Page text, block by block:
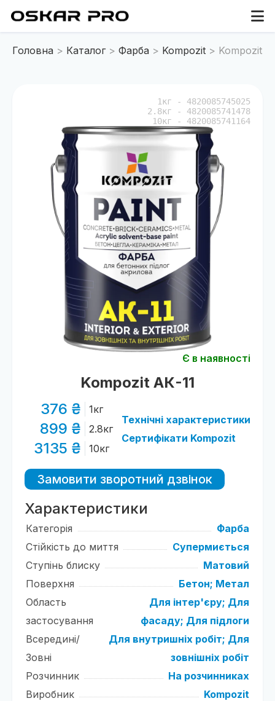
Головна Каталог Фарба Kompozit Kompozit
1кг - 4820085745025
2.8кг - 4820085741478
10кг - 4820085741164
Є в наявності
Kompozit АК-11
376 ₴
1кг
899 ₴ 2.8кг
3135 ₴ 10кг
Технічні характеристики
Сертифікати Kompozit
Замовити зворотний дзвінок
Характеристики
Категорія
Фарба
Стійкість до миття
Супермиється
Ступінь блиску
Матовий
Поверхня
Бетон; Метал
Область
застосування
Для інтер'єру; Для
фасаду; Для підлоги
Всередині/
Зовні
Для внутришніх робіт; Для
зовнішніх робіт
Розчинник
На розчинниках
Виробник
Kompozit